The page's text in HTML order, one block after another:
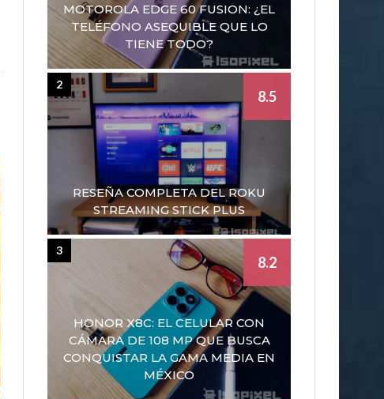
MOTOROLA EDGE 60 FUSION: ¿EL
TELÉFONO ASEQUIBLE QUE LO
TIENE TODO?
RESEÑA COMPLETA DEL ROKU
STREAMING STICK PLUS
8.5
2
HONOR X8C: EL CELULAR CON
CÁMARA DE 108 MP QUE BUSCA
CONQUISTAR LA GAMA MEDIA EN
MÉXICO
8.2
3